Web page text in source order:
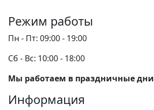
Режим работы
Пн - Пт: 09:00 - 19:00
Сб - Вс: 10:00 - 18:00
Мы работаем в праздничные дни
Информация